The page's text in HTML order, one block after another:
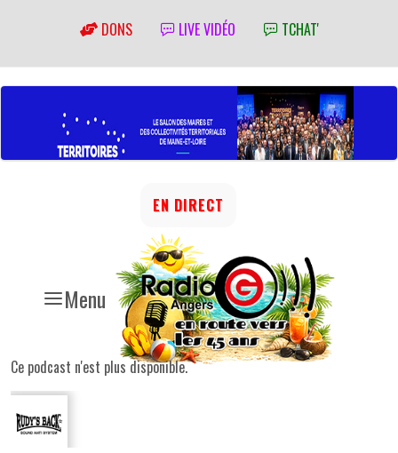
DONS LIVE VIDÉO TCHAT'
Menu
EN DIRECT
Ce podcast n'est plus disponible.